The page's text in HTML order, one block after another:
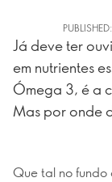
Já deve ter
em nutrientes
Ómega 3, é a
Mas por onde
Que tal no